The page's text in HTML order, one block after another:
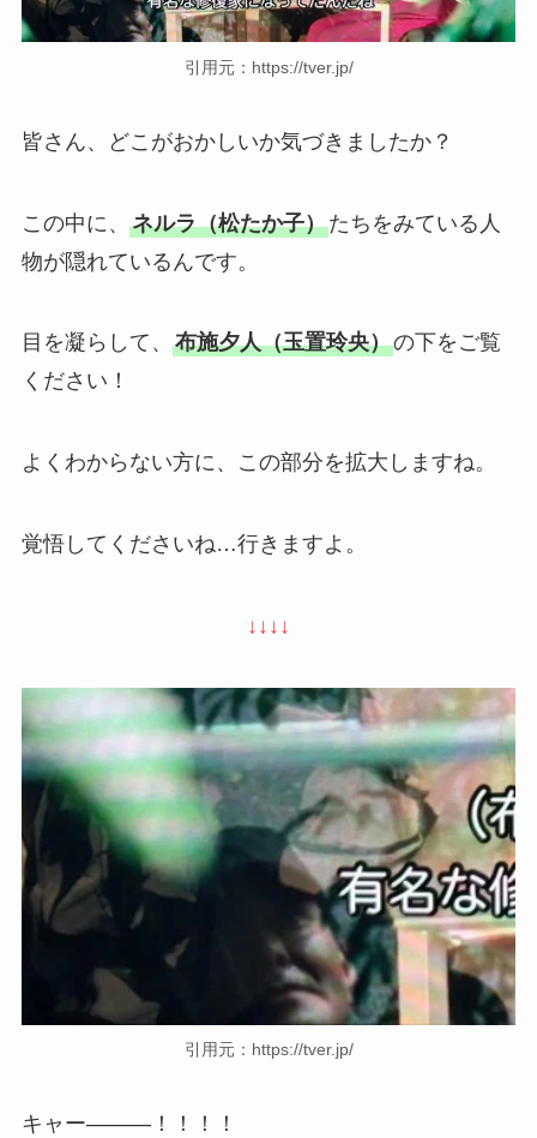
引用元：https://tver.jp/
皆さん、どこがおかしいか気づきましたか？
この中に、 ネルラ（松たか子）たちをみている人
物が隠れているんです。
目を凝らして、 布施夕人（玉置玲央）の下をご覧
ください！
よくわからない方に、この部分を拡大しますね。
覚悟してくださいね…行きますよ。
↓↓↓↓
引用元：https://tver.jp/
キャー―――！！！！